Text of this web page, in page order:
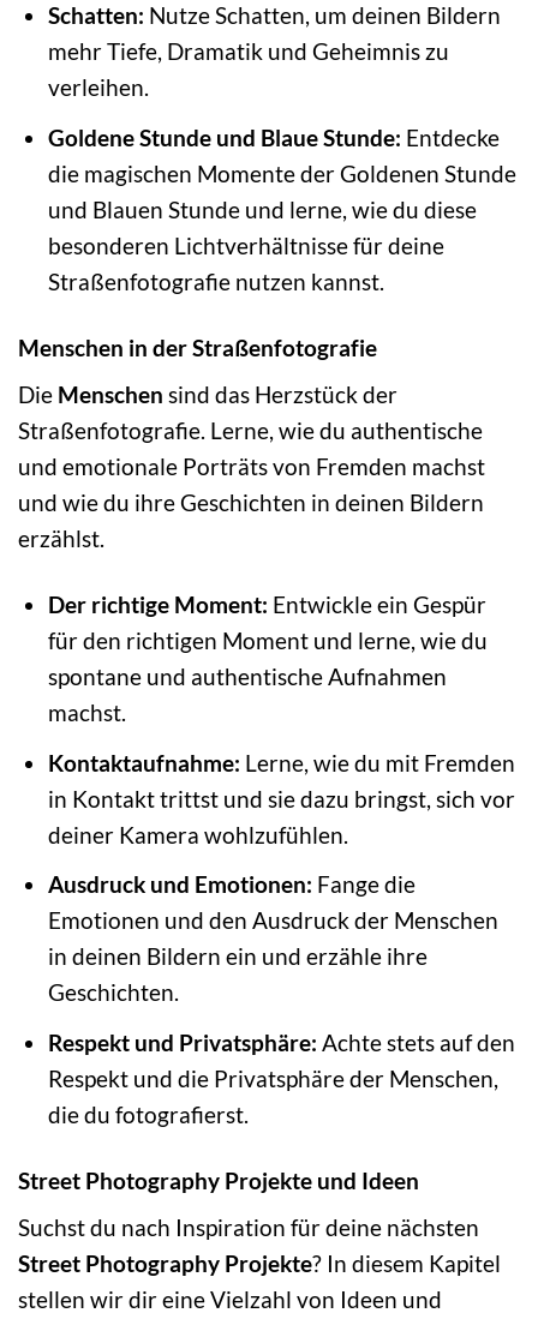
Schatten: Nutze Schatten, um deinen Bildern
mehr Tiefe, Dramatik und Geheimnis zu
verleihen.
Goldene Stunde und Blaue Stunde: Entdecke
die magischen Momente der Goldenen Stunde
und Blauen Stunde und lerne, wie du diese
besonderen Lichtverhältnisse für deine
Straßenfotografie nutzen kannst.
Menschen in der Straßenfotografie
Die Menschen sind das Herzstück der
Straßenfotografie. Lerne, wie du authentische
und emotionale Porträts von Fremden machst
und wie du ihre Geschichten in deinen Bildern
erzählst.
Der richtige Moment: Entwickle ein Gespür
für den richtigen Moment und lerne, wie du
spontane und authentische Aufnahmen
machst.
Kontaktaufnahme: Lerne, wie du mit Fremden
in Kontakt trittst und sie dazu bringst, sich vor
deiner Kamera wohlzufühlen.
Ausdruck und Emotionen: Fange die
Emotionen und den Ausdruck der Menschen
in deinen Bildern ein und erzähle ihre
Geschichten.
Respekt und Privatsphäre: Achte stets auf den
Respekt und die Privatsphäre der Menschen,
die du fotografierst.
Street Photography Projekte und Ideen
Suchst du nach Inspiration für deine nächsten
Street Photography Projekte? In diesem Kapitel
stellen wir dir eine Vielzahl von Ideen und